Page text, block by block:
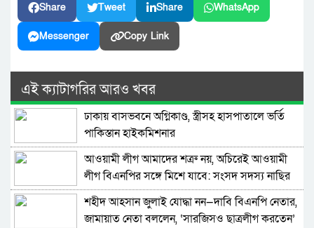
Share Tweet Share WhatsApp
Messenger Copy Link
এই ক্যাটাগরির আরও খবর
ঢাকায় বাসভবনে অগ্নিকাণ্ড, স্ত্রীসহ হাসপাতালে ভর্তি
পাকিস্তান হাইকমিশনার
আওয়ামী লীগ আমাদের শত্রু নয়, অচিরেই আওয়ামী
লীগ বিএনপির সঙ্গে মিশে যাবে: সংসদ সদস্য নাছির
শহীদ আহসান জুলাই যোদ্ধা নন—দাবি বিএনপি নেতার,
জামায়াত নেতা বললেন, ‘সারজিসও ছাত্রলীগ করতেন’